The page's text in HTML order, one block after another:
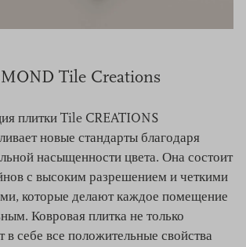
Tile Creations
плитки Tile CREATIONS
новые стандарты благодаря
насыщенности цвета. Она состоит
с высоким разрешением и четкими
которые делают каждое помещение
Ковровая плитка не только
в себе все положительные свойства